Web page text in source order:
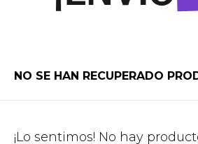
NO SE HAN RECUPERADO
¡Lo sentimos! No hay